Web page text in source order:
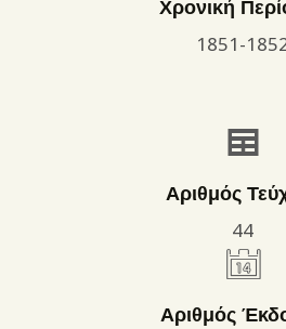
Χρονική
1851-
Αριθμός
44
Αριθμός